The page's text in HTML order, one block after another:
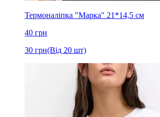
Термоналіпка "Марка" 21*14,5 см
40 грн
30 грн(Від 20 шт)